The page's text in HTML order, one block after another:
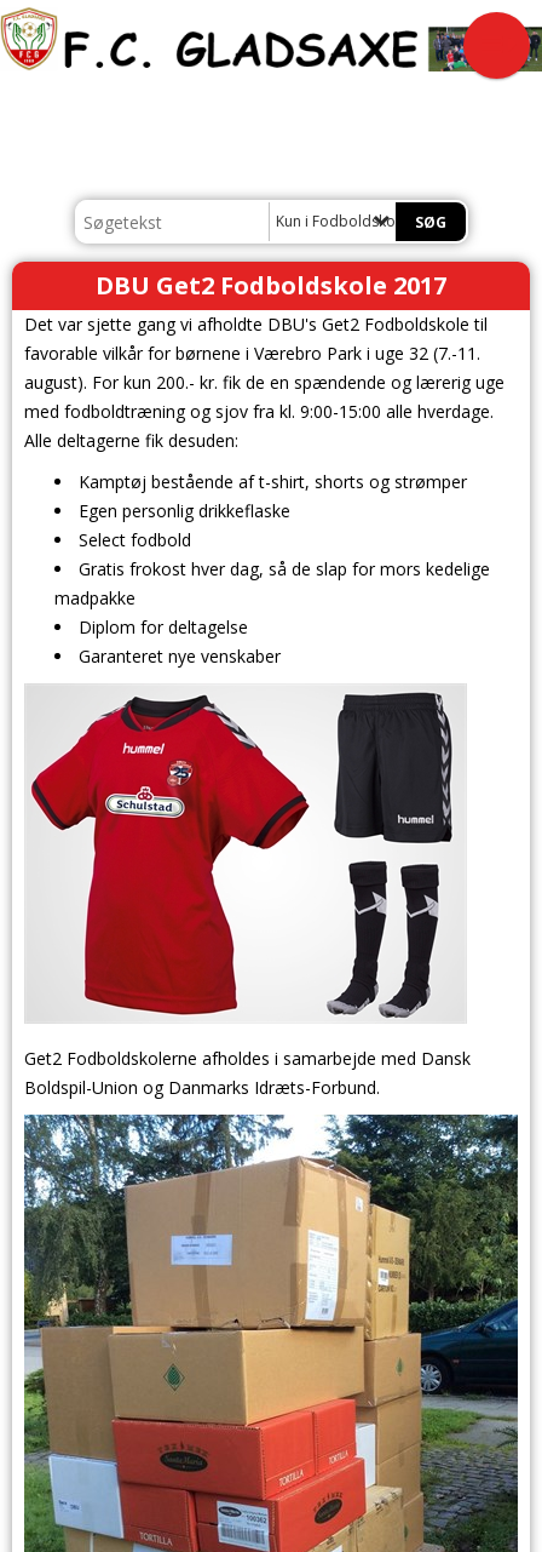
Kun i Fodboldskole
DBU Get2 Fodboldskole 2017
Det var sjette gang vi afholdte DBU's Get2 Fodboldskole til
favorable vilkår for børnene i Værebro Park i uge 32 (7.-11.
august). For kun 200.- kr. fik de en spændende og lærerig uge
med fodboldtræning og sjov fra kl. 9:00-15:00 alle hverdage.
Alle deltagerne fik desuden:
Kamptøj bestående af t-shirt, shorts og strømper
Egen personlig drikkeflaske
Select fodbold
Gratis frokost hver dag, så de slap for mors kedelige
madpakke
Diplom for deltagelse
Garanteret nye venskaber
Get2 Fodboldskolerne afholdes i samarbejde med Dansk
Boldspil-Union og Danmarks Idræts-Forbund.